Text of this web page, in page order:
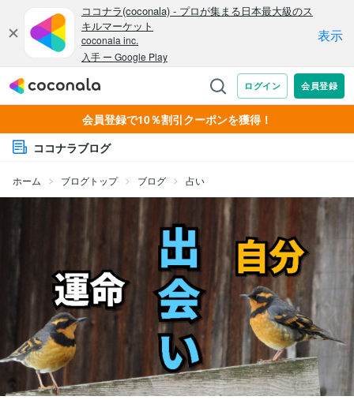
会員登録で10％割引クーポンを獲得！
ココナラブログ
ホーム ブログトップ ブログ 占い